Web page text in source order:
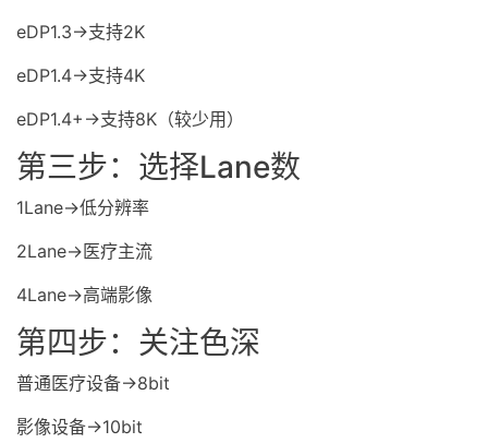
eDP1.3→支持2K
eDP1.4→支持4K
eDP1.4+→支持8K（较少用）
第三步：选择Lane数
1Lane→低分辨率
2Lane→医疗主流
4Lane→高端影像
第四步：关注色深
普通医疗设备→8bit
影像设备→10bit